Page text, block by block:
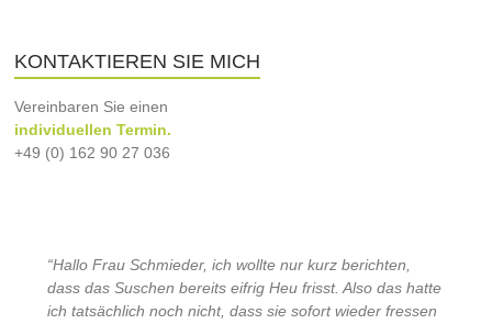
KONTAKTIEREN SIE MICH
Vereinbaren Sie einen
individuellen Termin.
+49 (0) 162 90 27 036
“Hallo Frau Schmieder, ich wollte nur kurz berichten,
dass das Suschen bereits eifrig Heu frisst. Also das hatte
ich tatsächlich noch nicht, dass sie sofort wieder fressen